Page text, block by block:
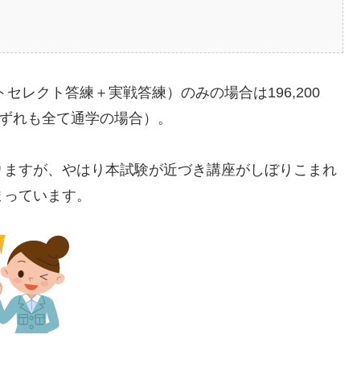
レクト答練＋実戦答練）のみの場合は196,200
れも全て通学の場合）。
すが、やはり本試験が近づき講座がしぼりこまれ
ています。